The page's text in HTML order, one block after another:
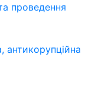
проведення
антикорупційна